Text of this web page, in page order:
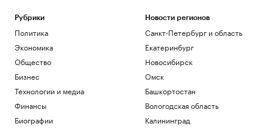
Рубрики
Политика
Экономика
Общество
Бизнес
Технологии и медиа
Финансы
Биографии
Новости регионов
Санкт-Петербург и область
Екатеринбург
Новосибирск
Омск
Башкортостан
Вологодская область
Калининград